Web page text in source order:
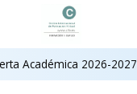
Académica 2026-2027